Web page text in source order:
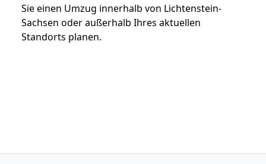
Sie einen Umzug innerhalb von Lichtenstein-
Sachsen oder außerhalb Ihres aktuellen
Standorts planen.